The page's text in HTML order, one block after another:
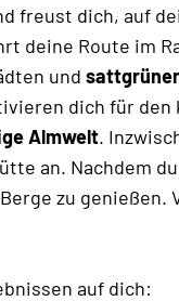
freust dich, auf
deine Route im
und
dich für
Almwelt.
an. Nachdem
zu genießen.
auf dich: